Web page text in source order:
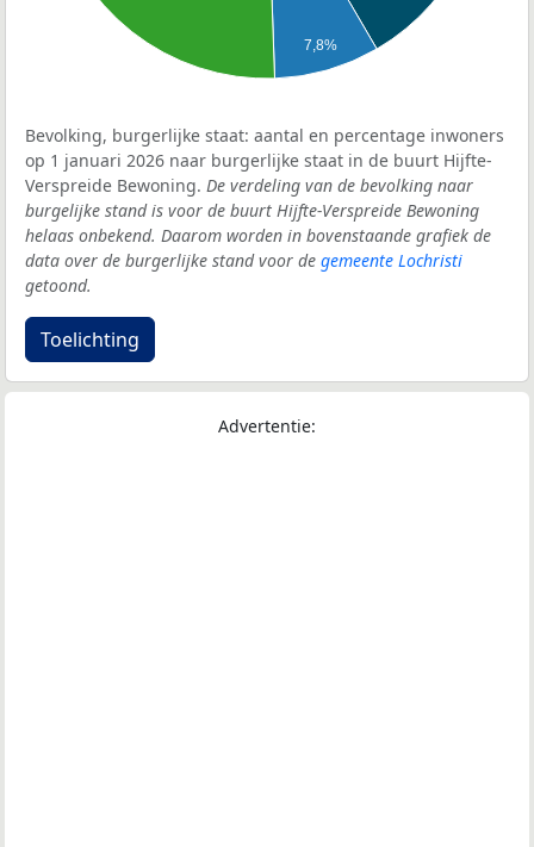
7,8%
Bevolking, burgerlijke staat: aantal en percentage inwoners
op 1 januari 2026 naar burgerlijke staat in de buurt Hijfte-
Verspreide Bewoning. De verdeling van de bevolking naar
burgelijke stand is voor de buurt Hijfte-Verspreide Bewoning
helaas onbekend. Daarom worden in bovenstaande grafiek de
data over de burgerlijke stand voor de gemeente Lochristi
getoond.
Toelichting
Advertentie: